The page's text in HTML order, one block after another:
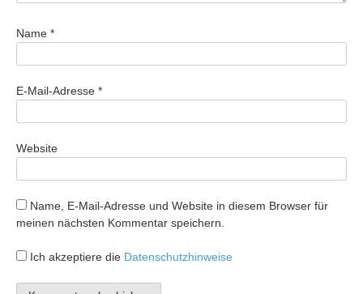
Name *
E-Mail-Adresse *
Website
Name, E-Mail-Adresse und Website in diesem Browser für
meinen nächsten Kommentar speichern.
Ich akzeptiere die Datenschutzhinweise